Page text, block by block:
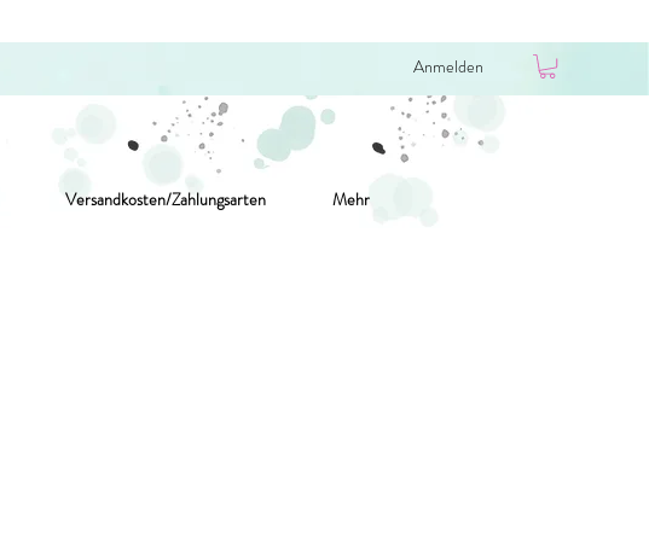
Anmelden
Versandkosten/Zahlungsarten Mehr